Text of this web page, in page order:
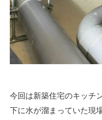
今回は新築住宅のキッチ
下に水が溜まっていた現